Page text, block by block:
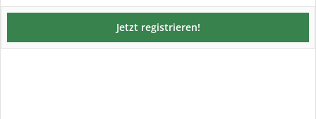
Jetzt registrieren!